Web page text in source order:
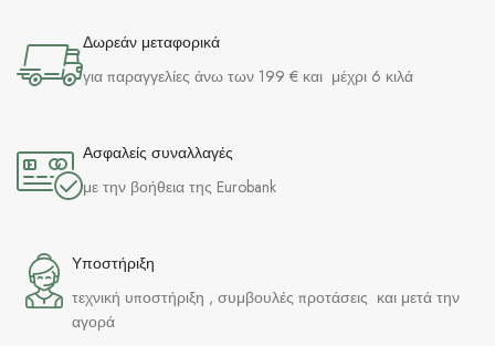
Δωρεάν μεταφορικά
για παραγγελίες άνω των 199 € και μέχρι 6 κιλά
Ασφαλείς συναλλαγές
με την βοήθεια της Eurobank
Υποστήριξη
τεχνική υποστήριξη , συμβουλές προτάσεις και μετά την
αγορά